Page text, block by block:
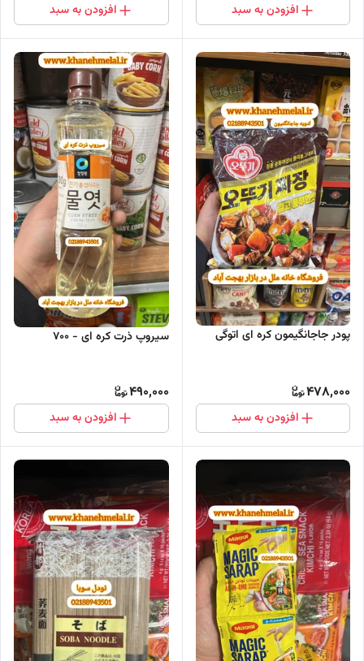
افزودن به سبد افزودن به سبد
پودر جاجانگیمون کره ای اتوگی
478,000
افزودن به سبد
سیروپ ذرت کره ای - 700
490,000
افزودن به سبد